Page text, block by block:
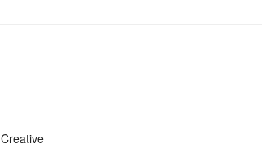
Creative